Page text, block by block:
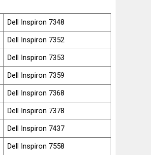
Dell Inspiron 7348
Dell Inspiron 7352
Dell Inspiron 7353
Dell Inspiron 7359
Dell Inspiron 7368
Dell Inspiron 7378
Dell Inspiron 7437
Dell Inspiron 7558